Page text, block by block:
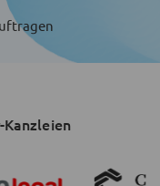
Kanzleien